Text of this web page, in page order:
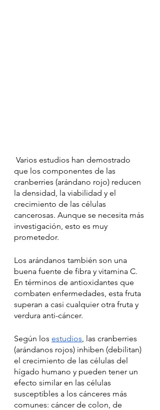
que los componentes de las
cranberries (arándano rojo) reducen
la densidad, la viabilidad y el
crecimiento de las células
cancerosas. Aunque se necesita más
investigación, esto es muy
prometedor.
Los arándanos también son una
buena fuente de fibra y vitamina C.
En términos de antioxidantes que
combaten enfermedades, esta fruta
superan a casi cualquier otra fruta y
verdura anti-cáncer.
Según los estudios , las cranberries
(arándanos rojos) inhiben (debilitan)
el crecimiento de las células del
hígado humano y pueden tener un
efecto similar en las células
susceptibles a los cánceres más
comunes: cáncer de colon, de